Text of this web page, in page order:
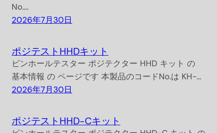
No.…
2026年7月30日
ポジテストHHDキット
ピンホールテスター ポジテクター HHD キット の
基本情報 の ページです 本製品のコードNo.は KH-…
2026年7月30日
ポジテストHHD-Cキット